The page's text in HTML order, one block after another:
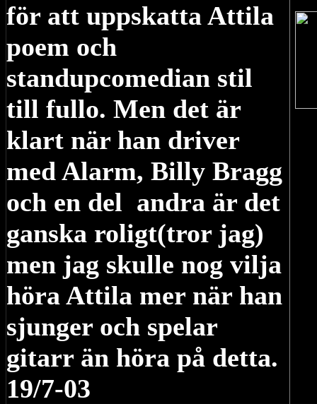
för att uppskatta Attila
poem och
standupcomedian stil
till fullo. Men det är
klart när han driver
med Alarm, Billy Bragg
och en del andra är det
ganska roligt(tror jag)
men jag skulle nog vilja
höra Attila mer när han
sjunger och spelar
gitarr än höra på detta.
19/7-03